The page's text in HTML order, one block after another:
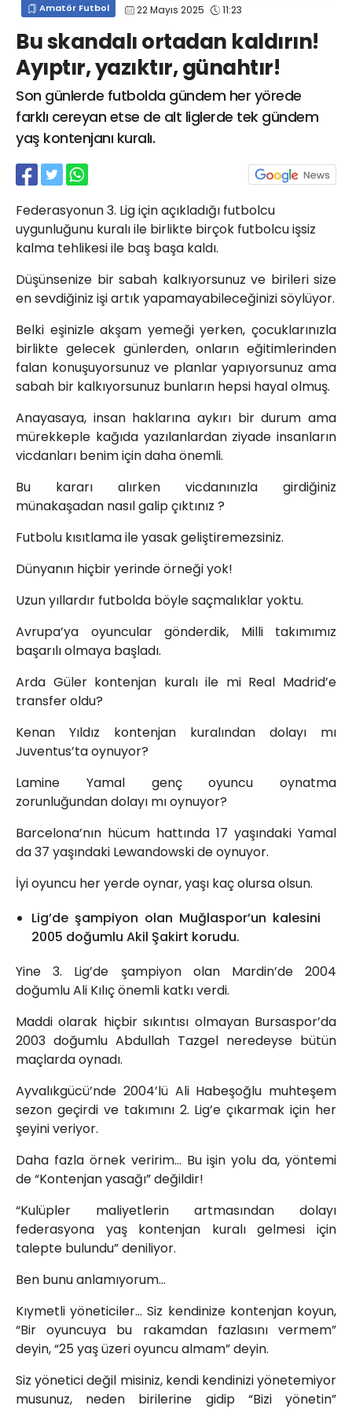
Amatör Futbol 22 Mayıs 2025 11:23
Bu skandalı ortadan kaldırın!
Ayıptır, yazıktır, günahtır!
Son günlerde futbolda gündem her yörede
farklı cereyan etse de alt liglerde tek gündem
yaş kontenjanı kuralı.
Federasyonun 3. Lig için açıkladığı futbolcu
uygunluğunu kuralı ile birlikte birçok futbolcu işsiz
kalma tehlikesi ile baş başa kaldı.
Düşünsenize bir sabah kalkıyorsunuz ve birileri size
en sevdiğiniz işi artık yapamayabileceğinizi söylüyor.
Belki eşinizle akşam yemeği yerken, çocuklarınızla
birlikte gelecek günlerden, onların eğitimlerinden
falan konuşuyorsunuz ve planlar yapıyorsunuz ama
sabah bir kalkıyorsunuz bunların hepsi hayal olmuş.
Anayasaya, insan haklarına aykırı bir durum ama
mürekkeple kağıda yazılanlardan ziyade insanların
vicdanları benim için daha önemli.
Bu kararı alırken vicdanınızla girdiğiniz
münakaşadan nasıl galip çıktınız ?
Futbolu kısıtlama ile yasak geliştiremezsiniz.
Dünyanın hiçbir yerinde örneği yok!
Uzun yıllardır futbolda böyle saçmalıklar yoktu.
Avrupa’ya oyuncular gönderdik, Milli takımımız
başarılı olmaya başladı.
Arda Güler kontenjan kuralı ile mi Real Madrid’e
transfer oldu?
Kenan Yıldız kontenjan kuralından dolayı mı
Juventus’ta oynuyor?
Lamine Yamal genç oyuncu oynatma
zorunluğundan dolayı mı oynuyor?
Barcelona’nın hücum hattında 17 yaşındaki Yamal
da 37 yaşındaki Lewandowski de oynuyor.
İyi oyuncu her yerde oynar, yaşı kaç olursa olsun.
Lig’de şampiyon olan Muğlaspor’un kalesini
2005 doğumlu Akil Şakirt korudu.
Yine 3. Lig’de şampiyon olan Mardin’de 2004
doğumlu Ali Kılıç önemli katkı verdi.
Maddi olarak hiçbir sıkıntısı olmayan Bursaspor’da
2003 doğumlu Abdullah Tazgel neredeyse bütün
maçlarda oynadı.
Ayvalıkgücü’nde 2004’lü Ali Habeşoğlu muhteşem
sezon geçirdi ve takımını 2. Lig’e çıkarmak için her
şeyini veriyor.
Daha fazla örnek veririm… Bu işin yolu da, yöntemi
de “Kontenjan yasağı” değildir!
“Kulüpler maliyetlerin artmasından dolayı
federasyona yaş kontenjan kuralı gelmesi için
talepte bulundu” deniliyor.
Ben bunu anlamıyorum…
Kıymetli yöneticiler… Siz kendinize kontenjan koyun,
“Bir oyuncuya bu rakamdan fazlasını vermem”
deyin, “25 yaş üzeri oyuncu almam” deyin.
Siz yönetici değil misiniz, kendi kendinizi yönetemiyor
musunuz, neden birilerine gidip “Bizi yönetin”
info@spor41.com